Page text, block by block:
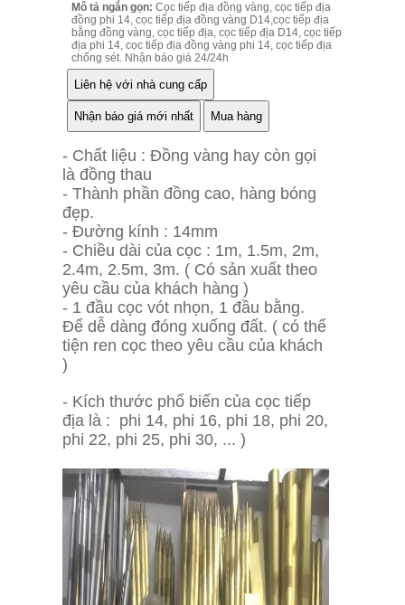
Mô tả ngắn gọn: Cọc tiếp địa đồng vàng, cọc tiếp địa
đồng phi 14, cọc tiếp địa đồng vàng D14,cọc tiếp địa
bằng đồng vàng, cọc tiếp địa, cọc tiếp địa D14, cọc tiếp
địa phi 14, cọc tiếp địa đồng vàng phi 14, cọc tiếp địa
chống sét. Nhận báo giá 24/24h
- Chất liệu : Đồng vàng hay còn gọi
là đồng thau
- Thành phần đồng cao, hàng bóng
đẹp.
- Đường kính : 14mm
- Chiều dài của cọc : 1m, 1.5m, 2m,
2.4m, 2.5m, 3m. ( Có sản xuất theo
yêu cầu của khách hàng )
- 1 đầu cọc vót nhọn, 1 đầu bằng.
Để dễ dàng đóng xuống đất. ( có thể
tiện ren cọc theo yêu cầu của khách
)
- Kích thước phổ biến của cọc tiếp
địa là : phi 14, phi 16, phi 18, phi 20,
phi 22, phi 25, phi 30, ... )